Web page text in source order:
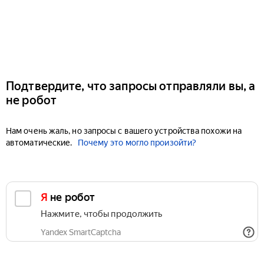
Подтвердите, что запросы отправляли вы, а
не робот
Нам очень жаль, но запросы с вашего устройства похожи на
автоматические.
Почему это могло произойти?
Я не робот
Нажмите, чтобы продолжить
Yandex SmartCaptcha